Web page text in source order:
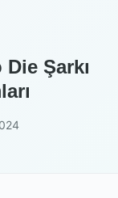
Şarkı